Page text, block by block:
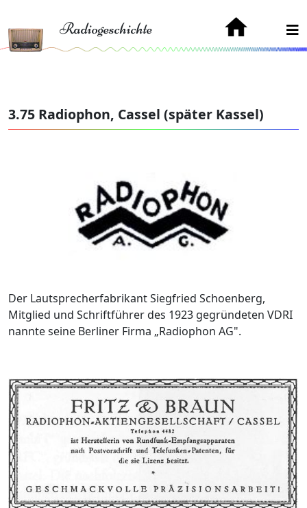
Radiogeschichte
3.75 Radiophon, Cassel (später Kassel)
Der Lautsprecherfabrikant Siegfried Schoenberg,
Mitglied und Schriftführer des 1923 gegründeten VDRI
nannte seine Berliner Firma „Radiophon AG".